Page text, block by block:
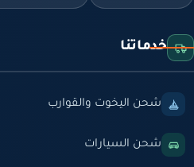
خدماتنا
شحن اليخوت والقوارب
شحن السيارات